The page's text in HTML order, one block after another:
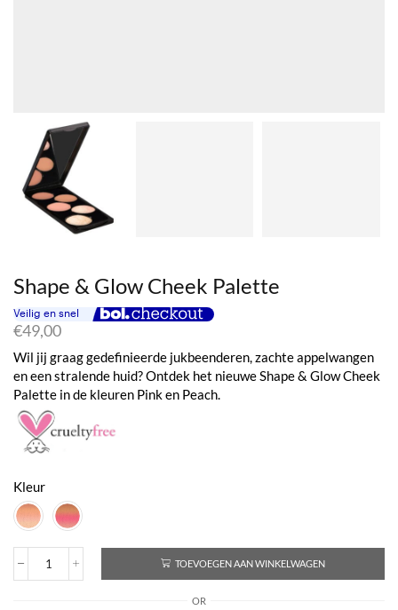
Shape & Glow Cheek Palette
€49,00
Wil jij graag gedefinieerde jukbeenderen, zachte appelwangen
en een stralende huid? Ontdek het nieuwe Shape & Glow Cheek
Palette in de kleuren Pink en Peach.
Kleur
Shape
TOEVOEGEN AAN WINKELWAGEN
OR